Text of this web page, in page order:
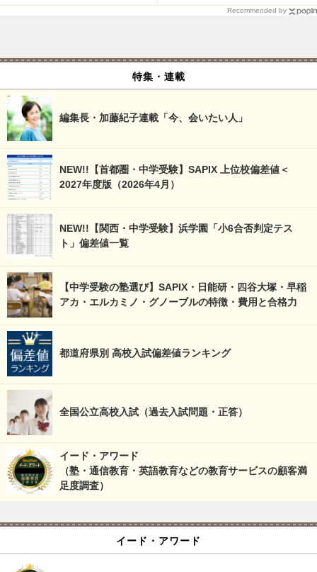
Recommended by
特集・連載
編集長・加藤紀子連載「今、会いたい人」
NEW!!【首都圏・中学受験】SAPIX 上位校偏差値＜
2027年度版（2026年4月）
NEW!!【関西・中学受験】浜学園「小6合否判定テス
ト」偏差値一覧
【中学受験の塾選び】SAPIX・日能研・四谷大塚・早稲
アカ・エルカミノ・グノーブルの特徴・費用と合格力
都道府県別 高校入試偏差値ランキング
全国公立高校入試（過去入試問題・正答）
イード・アワード
（塾・通信教育・英語教育などの教育サービスの顧客満
足度調査）
イード・アワード